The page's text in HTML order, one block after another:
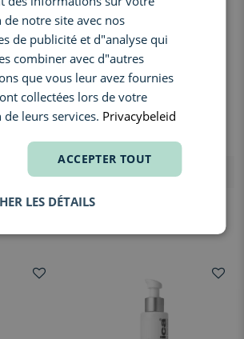
SHISEIDO
notre site avec nos
de publicité et d"analyse qui
combiner avec d"autres
que vous leur avez fournies
collectées lors de votre
leurs services. Privacybeleid
ACCEPTER TOUT
LES DÉTAILS